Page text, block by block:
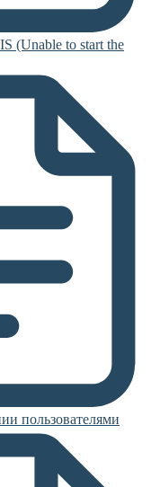
(Unable to start the
пользователями